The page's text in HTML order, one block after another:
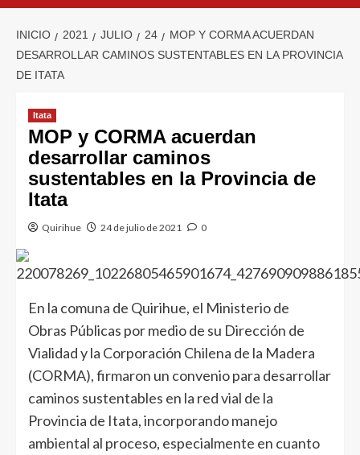
INICIO 2021 JULIO 24
MOP Y CORMA ACUERDAN
DESARROLLAR CAMINOS SUSTENTABLES EN LA PROVINCIA
DE ITATA
Itata
MOP y CORMA acuerdan
desarrollar caminos
sustentables en la Provincia de
Itata
Quirihue 24 de julio de 2021 0
En la comuna de Quirihue, el Ministerio de
Obras Públicas por medio de su Dirección de
Vialidad y la Corporación Chilena de la Madera
(CORMA), firmaron un convenio para desarrollar
caminos sustentables en la red vial de la
Provincia de Itata, incorporando manejo
ambiental al proceso, especialmente en cuanto